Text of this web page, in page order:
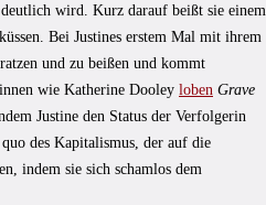
wird. Kurz darauf beißt sie einem
Bei Justines erstem Mal mit ihrem
und zu beißen und kommt
wie Katherine Dooley loben Grave
Justine den Status der Verfolgerin
des Kapitalismus, der auf die
indem sie sich schamlos dem